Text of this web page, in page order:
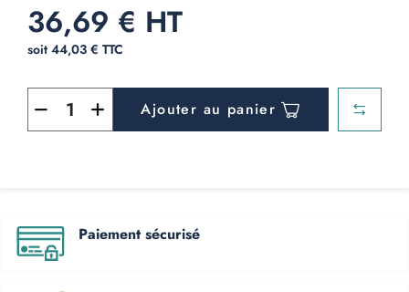
36,69 € HT
soit 44,03 € TTC
Ajouter au panier
Paiement sécurisé